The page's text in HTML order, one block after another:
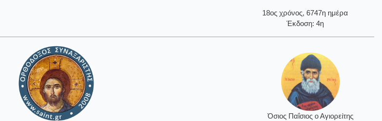
18ος χρόνος, 6747η ημέρα
Έκδοση: 4η
Όσιος Παΐσιος ο Αγιορείτης